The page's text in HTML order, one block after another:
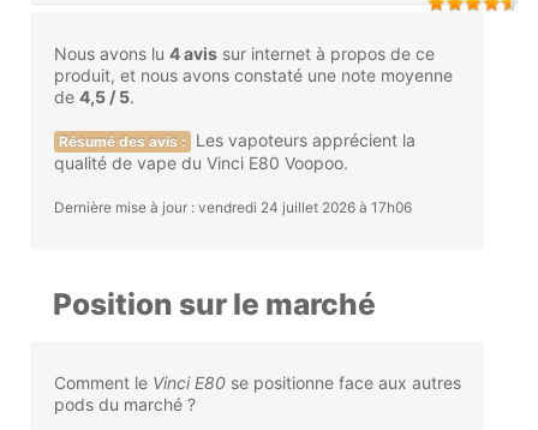
Nous avons lu 4 avis sur internet à propos de ce
produit, et nous avons constaté une note moyenne
de 4,5 / 5.
Résumé des avis :
Les vapoteurs apprécient la
qualité de vape du Vinci E80 Voopoo.
Dernière mise à jour : vendredi 24 juillet 2026 à 17h06
Position sur le marché
Comment le Vinci E80 se positionne face aux autres
pods du marché ?